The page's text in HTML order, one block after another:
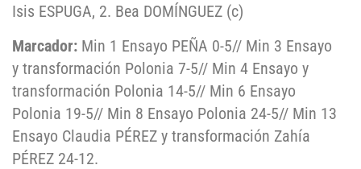
Isis ESPUGA, 2. Bea DOMÍNGUEZ (c)
Marcador: Min 1 Ensayo PEÑA 0-5// Min 3 Ensayo
y transformación Polonia 7-5// Min 4 Ensayo y
transformación Polonia 14-5// Min 6 Ensayo
Polonia 19-5// Min 8 Ensayo Polonia 24-5// Min 13
Ensayo Claudia PÉREZ y transformación Zahía
PÉREZ 24-12.